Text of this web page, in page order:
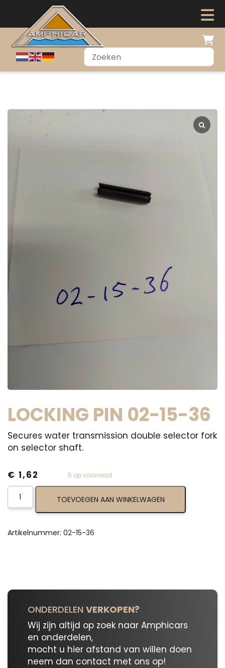
LOCKING PIN 02-15-36
Secures water transmission double selector fork
on selector shaft.
5 op voorraad
€ 1,62
Locking
02-
36
TOEVOEGEN AAN WINKELWAGEN
Artikelnummer: 02-15-36
ONDERDELEN VERKOPEN?
Wij zijn altijd op zoek naar Amphicars
en onderdelen,
mocht u hier afstand van willen doen
neem dan contact met ons op!